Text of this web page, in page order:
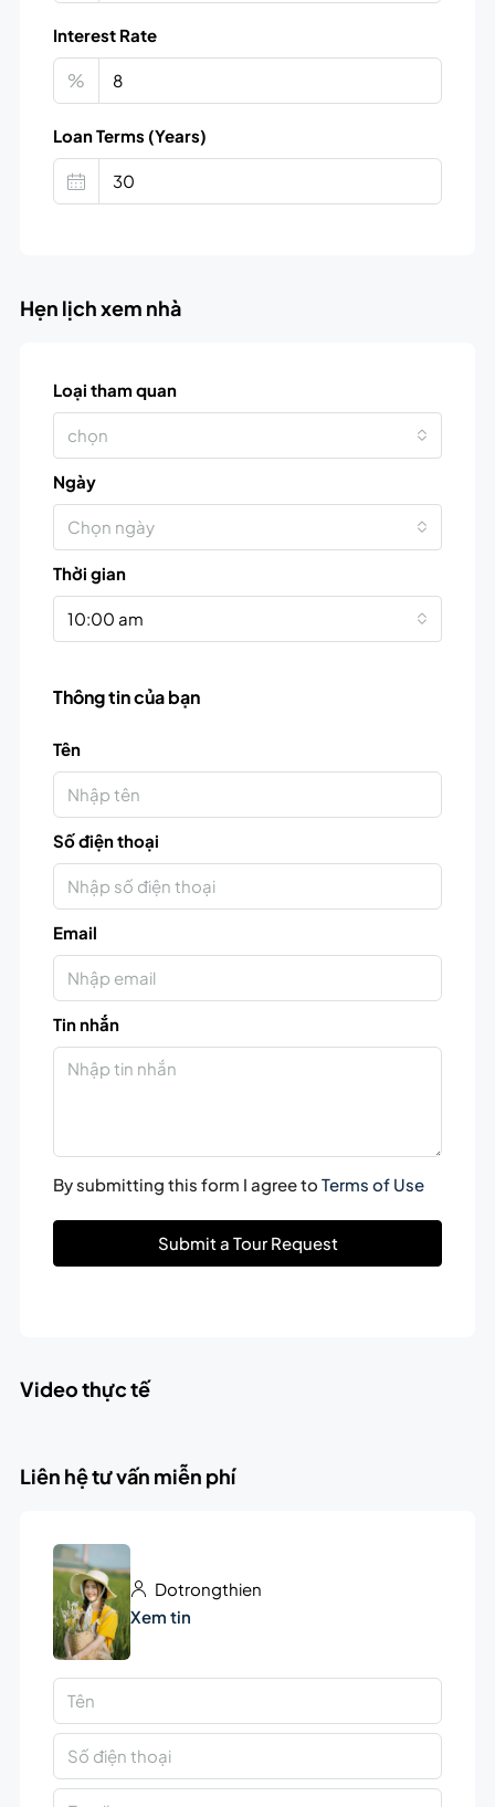
Interest Rate
%
Loan Terms (Years)
Hẹn lịch xem nhà
Loại tham quan
chọn
Ngày
Chọn ngày
Thời gian
10:00 am
Thông tin của bạn
Tên
Số điện thoại
Email
Tin nhắn
By submitting this form I agree to Terms of Use
Submit a Tour Request
Video thực tế
Liên hệ tư vấn miễn phí
Dotrongthien
Xem tin